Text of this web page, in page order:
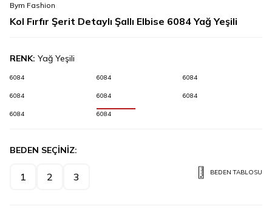
Bym Fashion
Kol Fırfır Şerit Detaylı Şallı Elbise 6084 Yağ Yeşili
RENK: Yağ Yeşili
6084 6084 6084
6084 6084 6084
6084 6084
BEDEN SEÇİNİZ:
1 2 3 BEDEN TABLOSU